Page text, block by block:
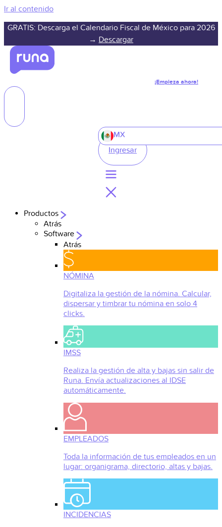
Ir al contenido
GRATIS: Descarga el Calendario Fiscal de México para 2026
→ Descargar
¡Empieza ahora!
MX
Ingresar
Productos
Atrás
Software
Atrás
NÓMINA
Digitaliza la gestión de la nómina. Calcular,
dispersar y timbrar tu nómina en solo 4
clicks.
IMSS
Realiza la gestión de alta y bajas sin salir de
Runa. Envía actualizaciones al IDSE
automáticamente.
EMPLEADOS
Toda la información de tus empleados en un
lugar: organigrama, directorio, altas y bajas.
INCIDENCIAS